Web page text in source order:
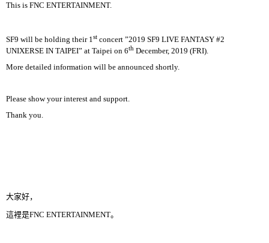
This is FNC ENTERTAINMENT.
SF9 will be holding their 1 st concert ”2019 SF9 LIVE FANTASY #2
UNIXERSE IN TAIPEI” at Taipei on 6th December, 2019 (FRI).
More detailed information will be announced shortly.
Please show your interest and support.
Thank you.
大家好，
這裡是FNC ENTERTAINMENT。